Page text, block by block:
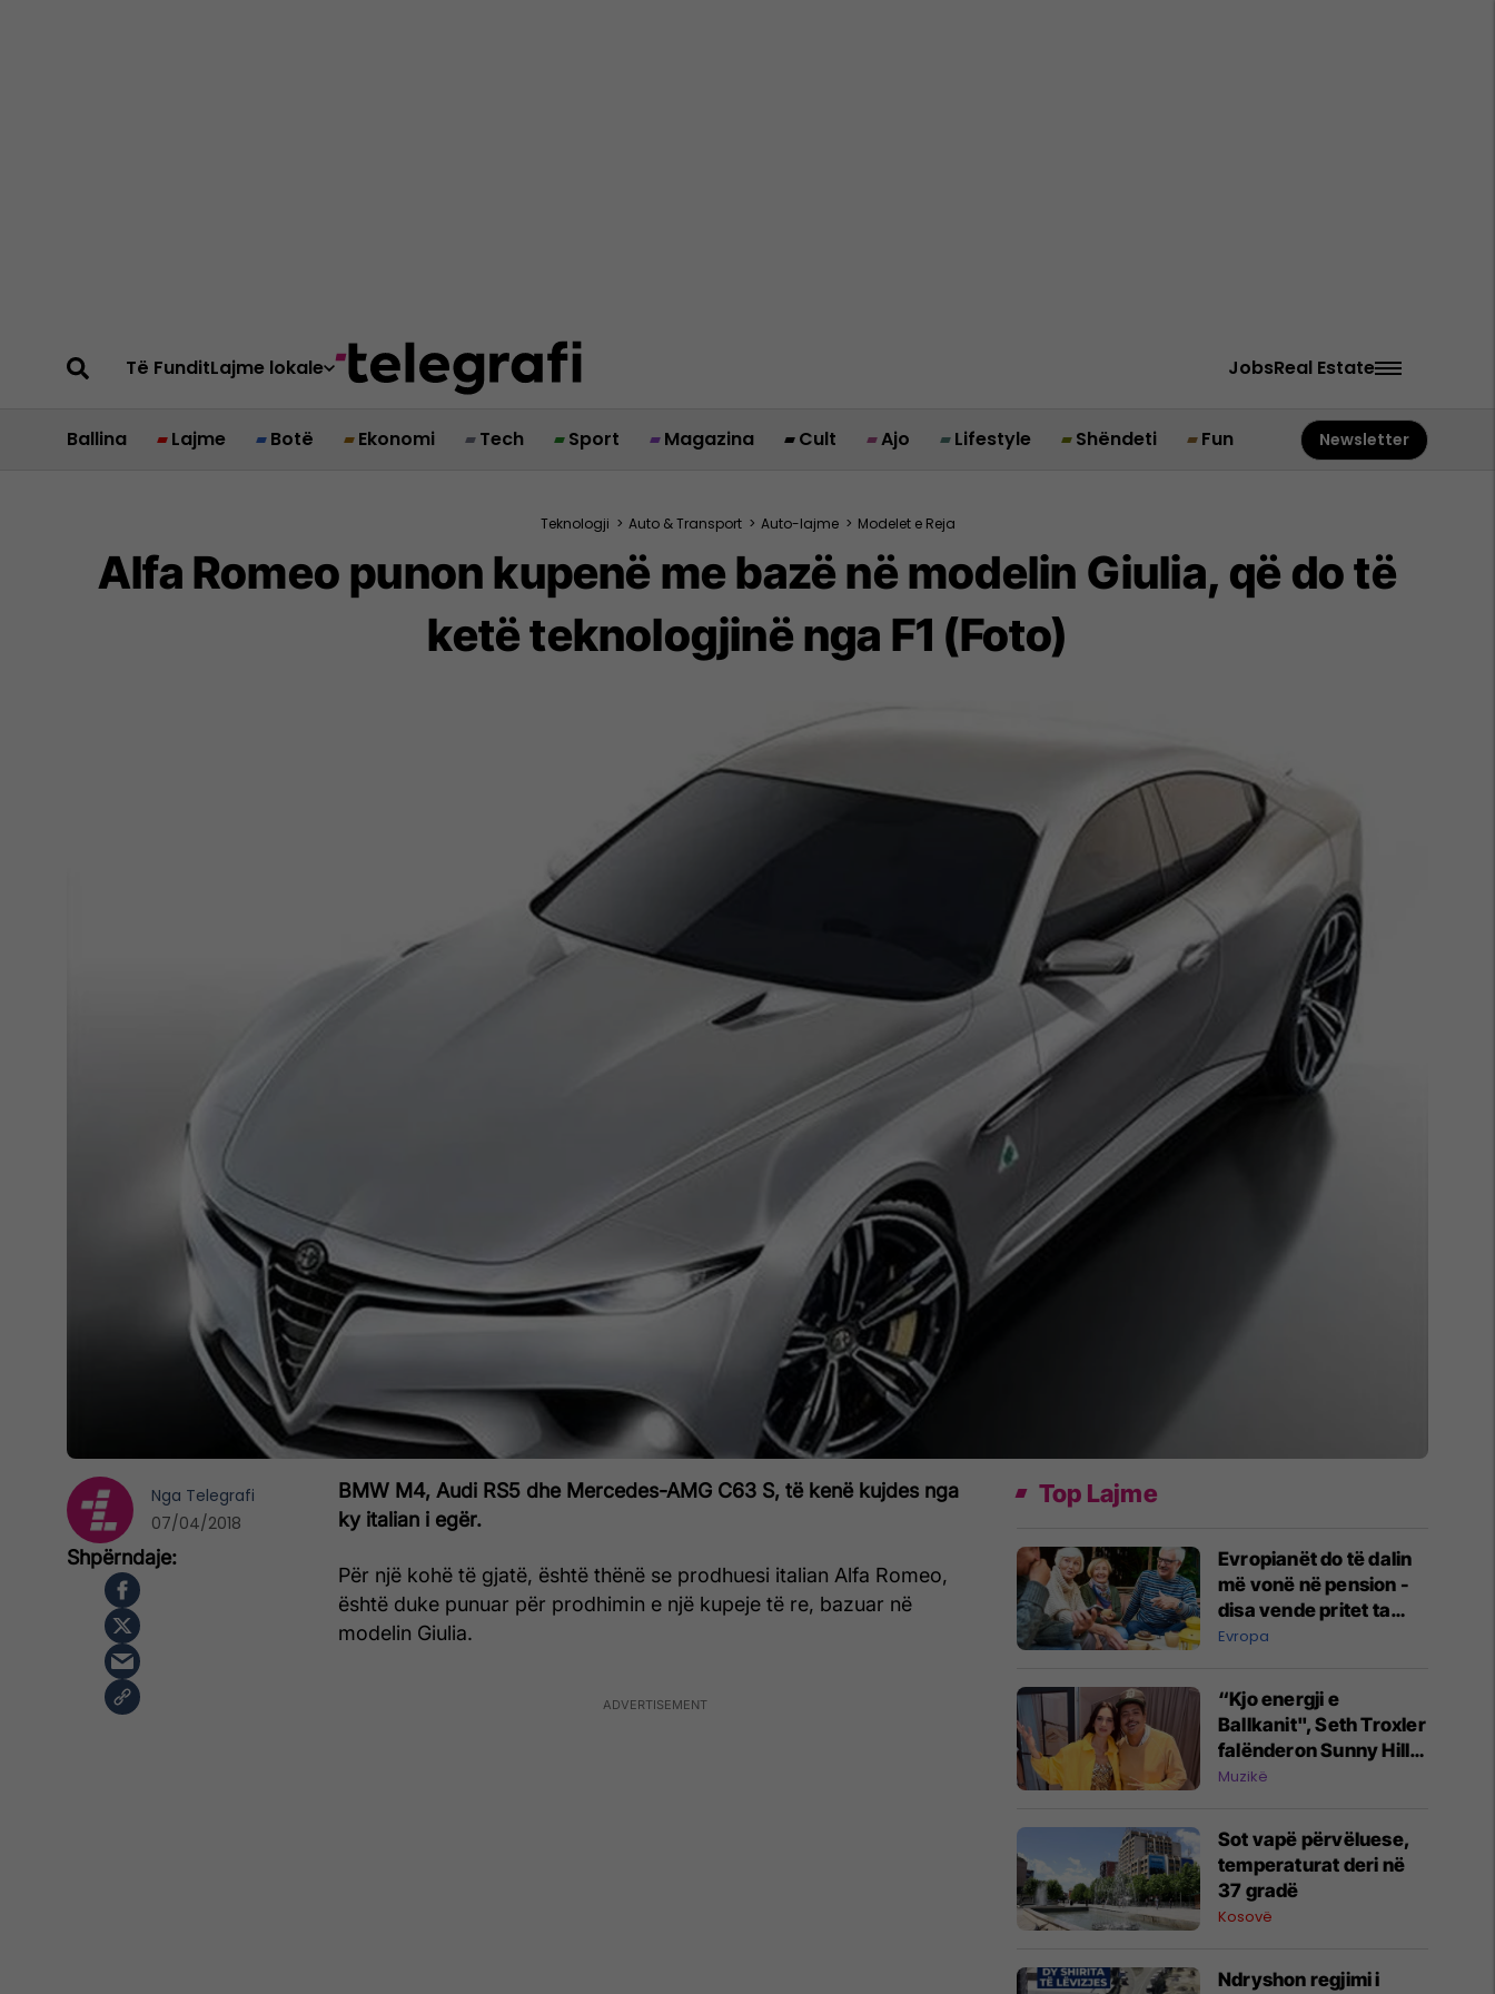
Të FunditLajme lokale JobsReal Estate
Ballina Lajme Botë Ekonomi Tech Sport Magazina Cult Ajo Lifestyle Shëndeti Fun Newsletter
Teknologji > Auto & Transport > Auto-lajme > Modelet e Reja
Alfa Romeo punon kupenë me bazë në modelin Giulia, që do të
ketë teknologjinë nga F1 (Foto)
BMW M4, Audi RS5 dhe Mercedes-AMG C63 S, të kenë kujdes nga
ky italian i egër.
Për një kohë të gjatë, është thënë se prodhuesi italian Alfa Romeo,
është duke punuar për prodhimin e një kupeje të re, bazuar në
modelin Giulia.
Nga Telegrafi
07/04/2018
Top Lajme
Evropianët do të dalin
më vonë në pension -
disa vende pritet ta
çojnë deri në 74 vjeç
Evropa
“Kjo energji e
Ballkanit", Seth Troxler
falënderon Sunny Hill
Festival pas paraqitjes
Muzikë
Sot vapë përvëluese,
temperaturat deri në
37 gradë
Kosovë
Ndryshon regjimi i